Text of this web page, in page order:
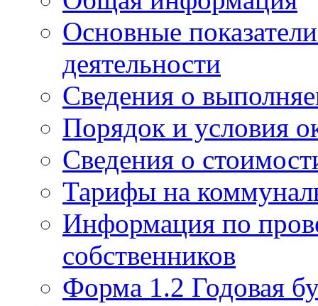
Основные
деятельности
Сведения о
Порядок и условия
Сведения о
Тарифы на
Информация по
собственников
Форма 1.2 Годовая